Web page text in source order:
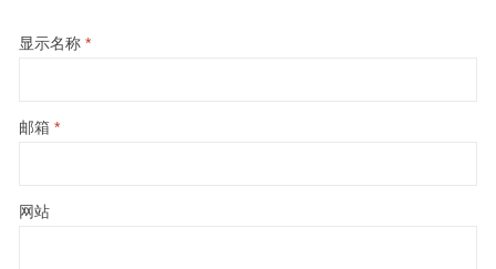
显示名称 *
邮箱 *
网站